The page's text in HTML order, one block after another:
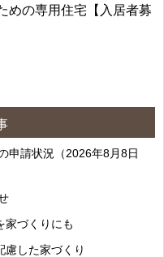
めの専用住宅【入居者募
申請状況（2026年8月8日
家づくりにも
慮した家づくり